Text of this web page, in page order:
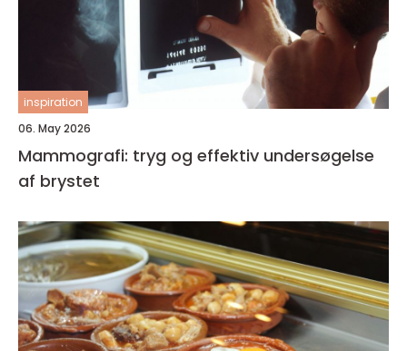
inspiration
06. May 2026
Mammografi: tryg og effektiv undersøgelse
af brystet